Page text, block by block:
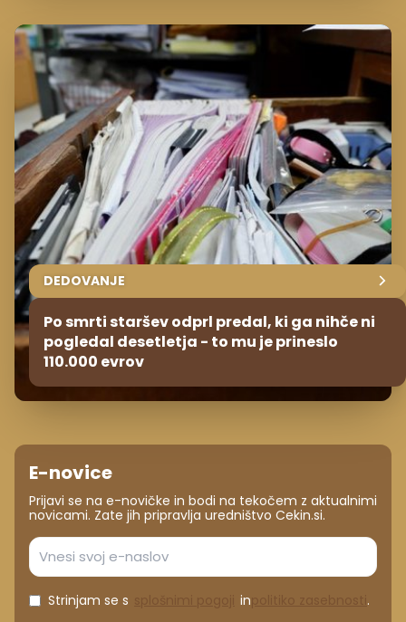
DEDOVANJE
Po smrti staršev odprl predal, ki ga nihče ni
pogledal desetletja - to mu je prineslo
110.000 evrov
E-novice
Prijavi se na e-novičke in bodi na tekočem z aktualnimi
novicami. Zate jih pripravlja uredništvo Cekin.si.
Strinjam se s in .